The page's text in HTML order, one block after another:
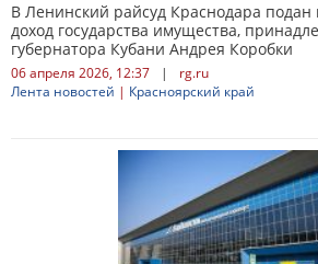
В Ленинский райсуд Краснодара
доход государства имущества,
губернатора Кубани Андрея Коробки
06 апреля 2026, 12:37 |
rg.ru
Лента новостей | Красноярский край